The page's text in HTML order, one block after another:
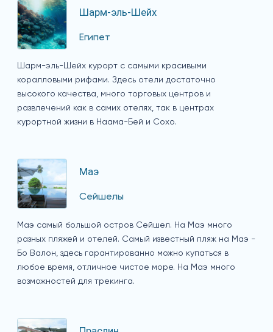
Шарм-эль-Шейх
Египет
Шарм-эль-Шейх курорт с самыми красивыми
коралловыми рифами. Здесь отели достаточно
высокого качества, много торговых центров и
развлечений как в самих отелях, так в центрах
курортной жизни в Наама-Бей и Сохо.
Маэ
Сейшелы
Маэ самый большой остров Сейшел. На Маэ много
разных пляжей и отелей. Самый известный пляж на Маэ -
Бо Валон, здесь гарантированно можно купаться в
любое время, отличное чистое море. На Маэ много
возможностей для трекинга.